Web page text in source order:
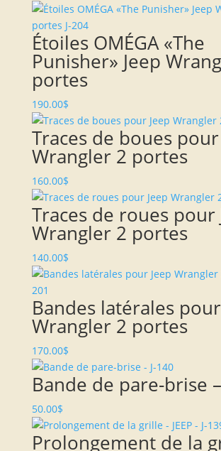
Étoiles OMÉGA «The
Punisher» Jeep
portes
190.00$
Traces de boues pour
Wrangler 2 portes
160.00$
Traces de roues pour
Wrangler 2 portes
140.00$
Bandes latérales
Wrangler 2 portes
170.00$
Bande de pare-brise –
50.00$
Prolongement de la